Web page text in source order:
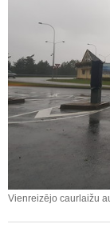
Vienreizējo caurlaižu